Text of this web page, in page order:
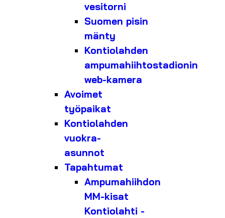
vesitorni
Suomen pisin
mänty
Kontiolahden
ampumahiihtostadionin
web-kamera
Avoimet
työpaikat
Kontiolahden
vuokra-
asunnot
Tapahtumat
Ampumahiihdon
MM-kisat
Kontiolahti -